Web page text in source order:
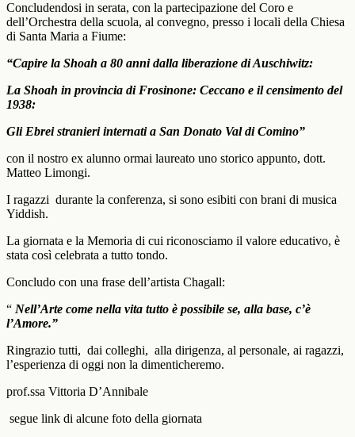
Concludendosi in serata, con la partecipazione del Coro e
dell’Orchestra della scuola, al convegno, presso i locali della Chiesa
di Santa Maria a Fiume:
“Capire la Shoah a 80 anni dalla liberazione di Auschiwitz:
La Shoah in provincia di Frosinone: Ceccano e il censimento del
1938:
Gli Ebrei stranieri internati a San Donato Val di Comino”
con il nostro ex alunno ormai laureato uno storico appunto, dott.
Matteo Limongi.
I ragazzi durante la conferenza, si sono esibiti con brani di musica
Yiddish.
La giornata e la Memoria di cui riconosciamo il valore educativo, è
stata così celebrata a tutto tondo.
Concludo con una frase dell’artista Chagall:
“ Nell’Arte come nella vita tutto è possibile se, alla base, c’è
l’Amore.”
Ringrazio tutti, dai colleghi, alla dirigenza, al personale, ai ragazzi,
l’esperienza di oggi non la dimenticheremo.
prof.ssa Vittoria D’Annibale
segue link di alcune foto della giornata